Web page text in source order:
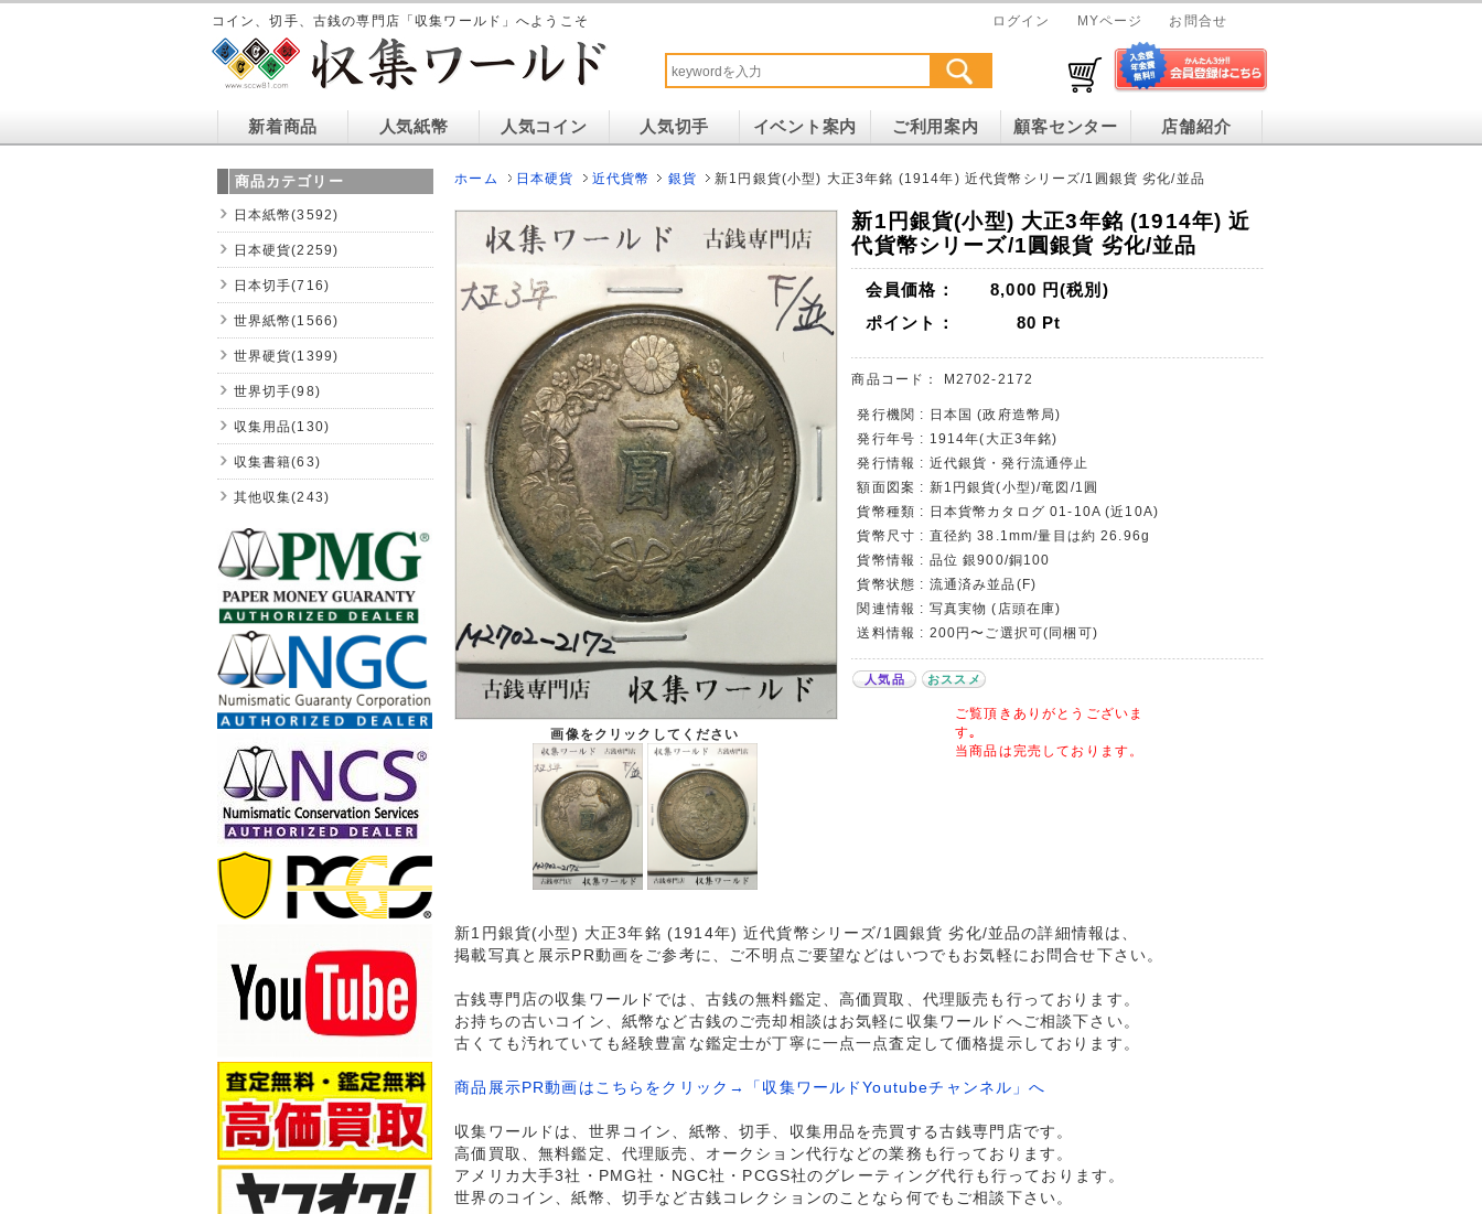
コイン、切手、古銭の専門店「収集ワールド」へようこそ ログイン MYページ お問合せ
新着商品 人気紙幣 人気コイン 人気切手 イベント案内 ご利用案内 顧客センター 店舗紹介
ホーム 日本硬貨 近代貨幣 銀貨 新1円銀貨(小型) 大正3年銘 (1914年) 近代貨幣シリーズ/1圓銀貨 劣化/並品
画像をクリックしてください
新1円銀貨(小型) 大正3年銘 (1914年) 近
代貨幣シリーズ/1圓銀貨 劣化/並品
会員価格： 8,000 円(税別)
ポイント：
80 Pt
商品コード： M2702-2172
発行機関 : 日本国 (政府造幣局)
発行年号 : 1914年(大正3年銘)
発行情報 : 近代銀貨・発行流通停止
額面図案 : 新1円銀貨(小型)/竜図/1圓
貨幣種類 : 日本貨幣カタログ 01-10A (近10A)
貨幣尺寸 : 直径約 38.1mm/量目は約 26.96g
貨幣情報 : 品位 銀900/銅100
貨幣状態 : 流通済み並品(F)
関連情報 : 写真実物 (店頭在庫)
送料情報 : 200円〜ご選択可(同梱可)
人気品 おススメ
ご覧頂きありがとうございま
す｡
当商品は完売しております。
新1円銀貨(小型) 大正3年銘 (1914年) 近代貨幣シリーズ/1圓銀貨 劣化/並品の詳細情報は、
掲載写真と展示PR動画をご参考に、ご不明点ご要望などはいつでもお気軽にお問合せ下さい。
古銭専門店の収集ワールドでは、古銭の無料鑑定、高価買取、代理販売も行っております。
お持ちの古いコイン、紙幣など古銭のご売却相談はお気軽に収集ワールドへご相談下さい。
古くても汚れていても経験豊富な鑑定士が丁寧に一点一点査定して価格提示しております。
商品展示PR動画はこちらをクリック→「収集ワールドYoutubeチャンネル」へ
収集ワールドは、世界コイン、紙幣、切手、収集用品を売買する古銭専門店です。
高価買取、無料鑑定、代理販売、オークション代行などの業務も行っております。
アメリカ大手3社・PMG社・NGC社・PCGS社のグレーティング代行も行っております。
世界のコイン、紙幣、切手など古銭コレクションのことなら何でもご相談下さい。
商品カテゴリー
日本紙幣(3592)
日本硬貨(2259)
日本切手(716)
世界紙幣(1566)
世界硬貨(1399)
世界切手(98)
収集用品(130)
収集書籍(63)
其他収集(243)